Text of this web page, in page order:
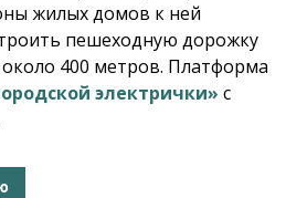
жилых домов к ней
пешеходную дорожку
400 метров. Платформа
электрички» с